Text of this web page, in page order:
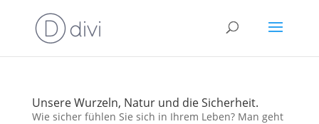
Unsere Wurzeln, Natur und die Sicherheit.
Wie sicher fühlen Sie sich in Ihrem Leben? Man geht